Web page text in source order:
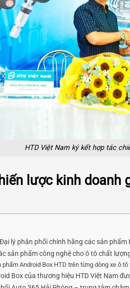
HTD Việt Nam ký kết hợp tác
lược kinh doanh
lý phân phối chính hãng các sản phẩm
sản phẩm công nghệ cho ô tô chất
Android Box HTD trên từng dòng xe ô
Box của thương hiệu HTD Việt Nam